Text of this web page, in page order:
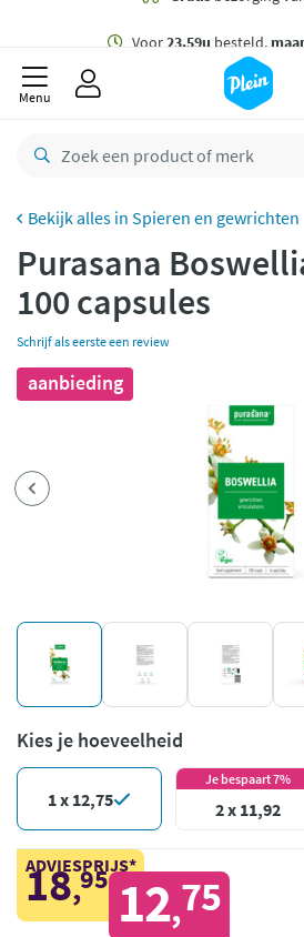
besteld,
CO2 neutraal
Betaal met
Menu
Spieren en gewrichten
Purasana
100 capsules
Schrijf als eerste een review
aanbieding
Kies je hoeveelheid
1 x 12,75
Je bespaart 7%
2 x 11,92
ADVIESPRIJS*
18,95 12,75